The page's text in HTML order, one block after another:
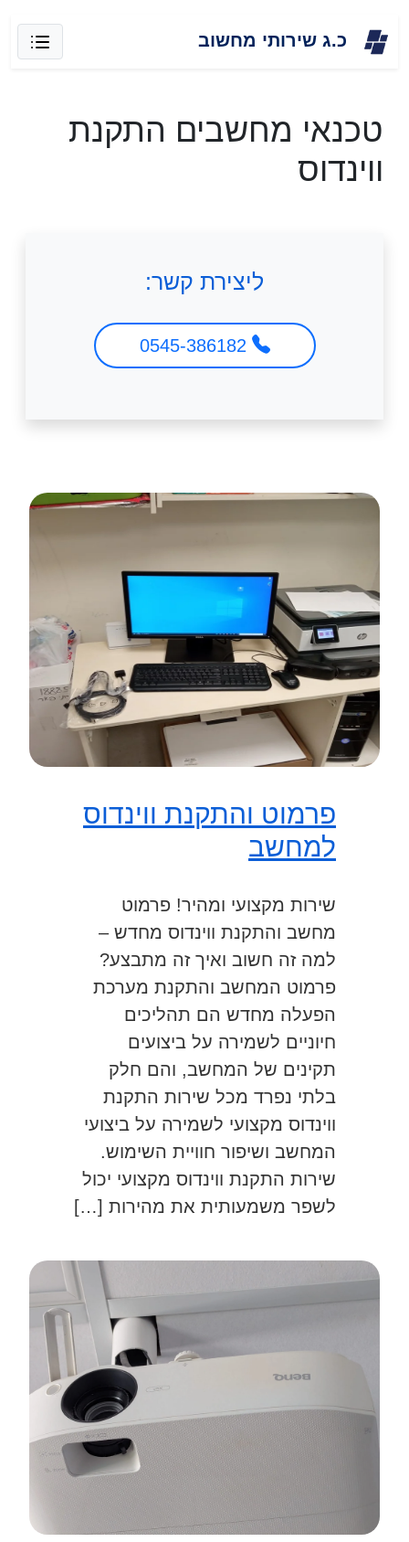
כ.ג שירותי מחשוב
טכנאי מחשבים התקנת
ווינדוס
ליצירת קשר:
פרמוט והתקנת ווינדוס
למחשב
שירות מקצועי ומהיר! פרמוט
מחשב והתקנת ווינדוס מחדש –
למה זה חשוב ואיך זה מתבצע?
פרמוט המחשב והתקנת מערכת
הפעלה מחדש הם תהליכים
חיוניים לשמירה על ביצועים
תקינים של המחשב, והם חלק
בלתי נפרד מכל שירות התקנת
ווינדוס מקצועי לשמירה על ביצועי
המחשב ושיפור חוויית השימוש.
שירות התקנת ווינדוס מקצועי יכול
לשפר משמעותית את מהירות […]